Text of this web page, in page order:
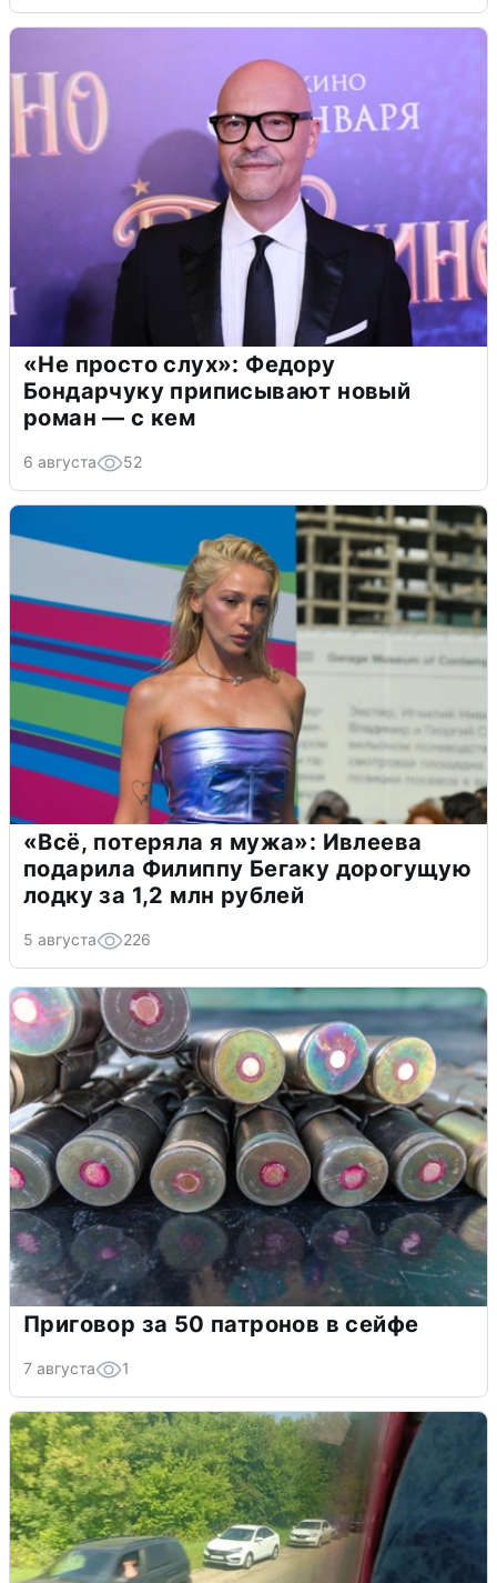
«Не просто слух»: Федору
Бондарчуку приписывают новый
роман — с кем
6 августа 52
«Всё, потеряла я мужа»: Ивлеева
подарила Филиппу Бегаку дорогущую
лодку за 1,2 млн рублей
5 августа 226
Приговор за 50 патронов в сейфе
7 августа 1